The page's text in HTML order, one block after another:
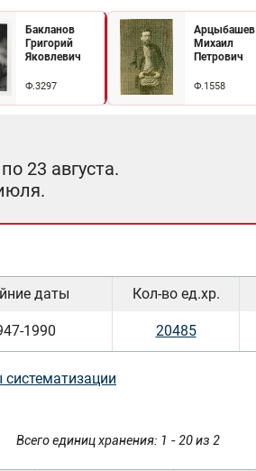
Бакланов
Григорий
Яковлевич
Ф.3297
Арцыбашев
Михаил
Петрович
Ф.1558
23 августа.
даты Кол-во ед.хр.
1990 20485
Всего единиц хранения: 1 - 20 из 2